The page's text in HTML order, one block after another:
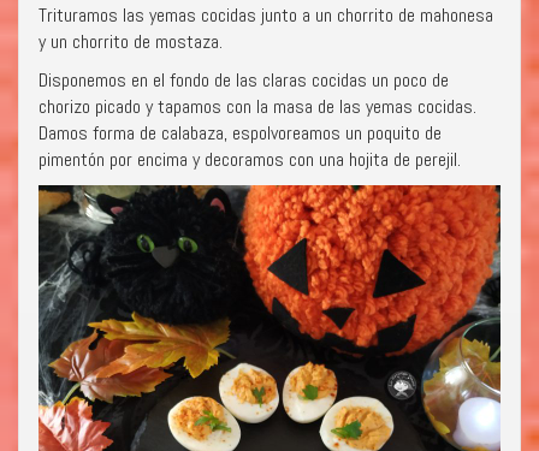
Trituramos las yemas cocidas junto a un chorrito de mahonesa
y un chorrito de mostaza.
Disponemos en el fondo de las claras cocidas un poco de
chorizo picado y tapamos con la masa de las yemas cocidas.
Damos forma de calabaza, espolvoreamos un poquito de
pimentón por encima y decoramos con una hojita de perejil.